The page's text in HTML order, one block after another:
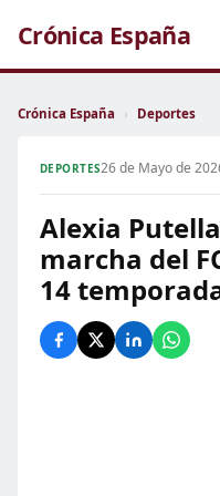
Crónica España
Crónica España › Deportes
DEPORTES26 de Mayo de
Alexia
marcha del
14